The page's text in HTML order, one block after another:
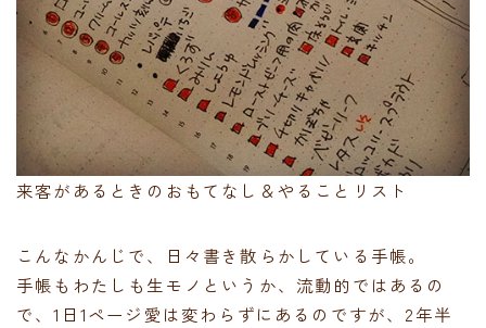
来客があるときのおもてなし＆やることリスト
こんなかんじで、日々書き散らかしている手帳。
手帳もわたしも生モノというか、流動的ではあるの
で、1日1ページ愛は変わらずにあるのですが、2年半